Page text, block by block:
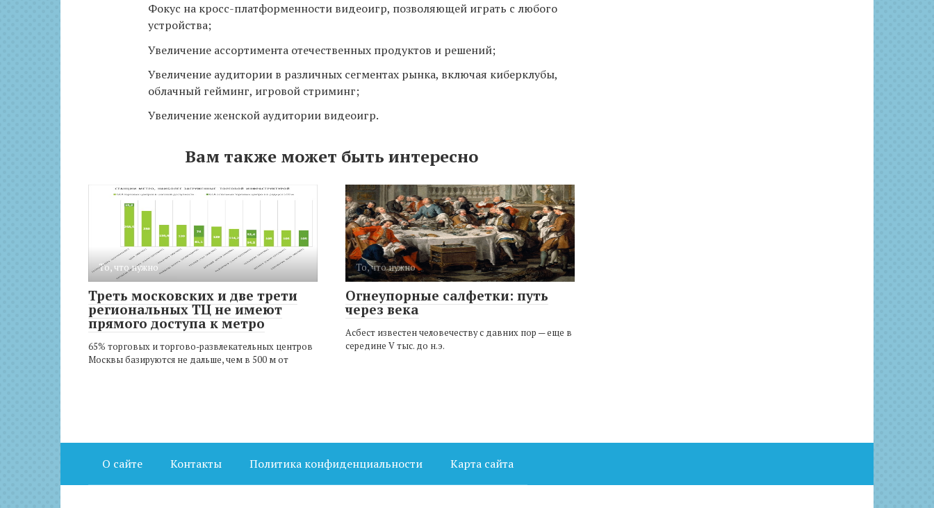
Фокус на кросс-платформенности видеоигр, позволяющей играть с любого
устройства;
Увеличение ассортимента отечественных продуктов и решений;
Увеличение аудитории в различных сегментах рынка, включая киберклубы,
облачный гейминг, игровой стриминг;
Увеличение женской аудитории видеоигр.
Вам также может быть интересно
То, что нужно
Треть московских и две трети
региональных ТЦ не имеют
прямого доступа к метро
65% торговых и торгово-развлекательных центров
Москвы базируются не дальше, чем в 500 м от
То, что нужно
Огнеупорные салфетки: путь
через века
Асбест известен человечеству с давних пор — еще в
середине V тыс. до н.э.
О сайте Контакты Политика конфиденциальности Карта сайта